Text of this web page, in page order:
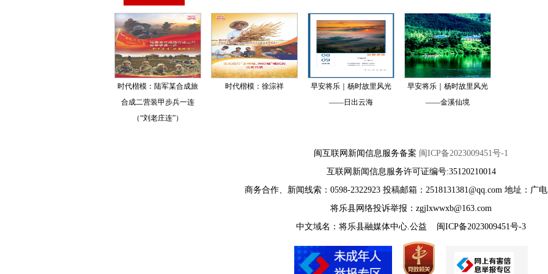
时代楷模：陆军某合成旅
合成二营装甲步兵一连
（“刘老庄连”）
时代楷模：徐淙祥
早安将乐｜杨时故里风光
——日出云海
早安将乐｜杨时故里风光
——金溪仙境
闽互联网新闻信息服务备案 闽ICP备2023009451号-1
互联网新闻信息服务许可证编号:35120210014
商务合作、新闻线索：0598-2322923 投稿邮箱：2518131381@qq.com 地址：广
将乐县网络投诉举报：zgjlxwwxb@163.com
中文域名：将乐县融媒体中心.公益 闽ICP备2023009451号-3